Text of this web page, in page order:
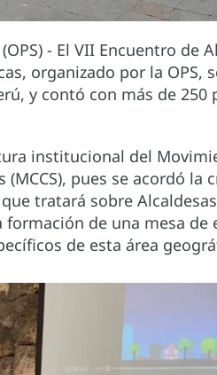
- El VII Encuentro de
organizado por la OPS,
y contó con más de
institucional del
pues se acordó la
tratará sobre
de una mesa de
de esta área